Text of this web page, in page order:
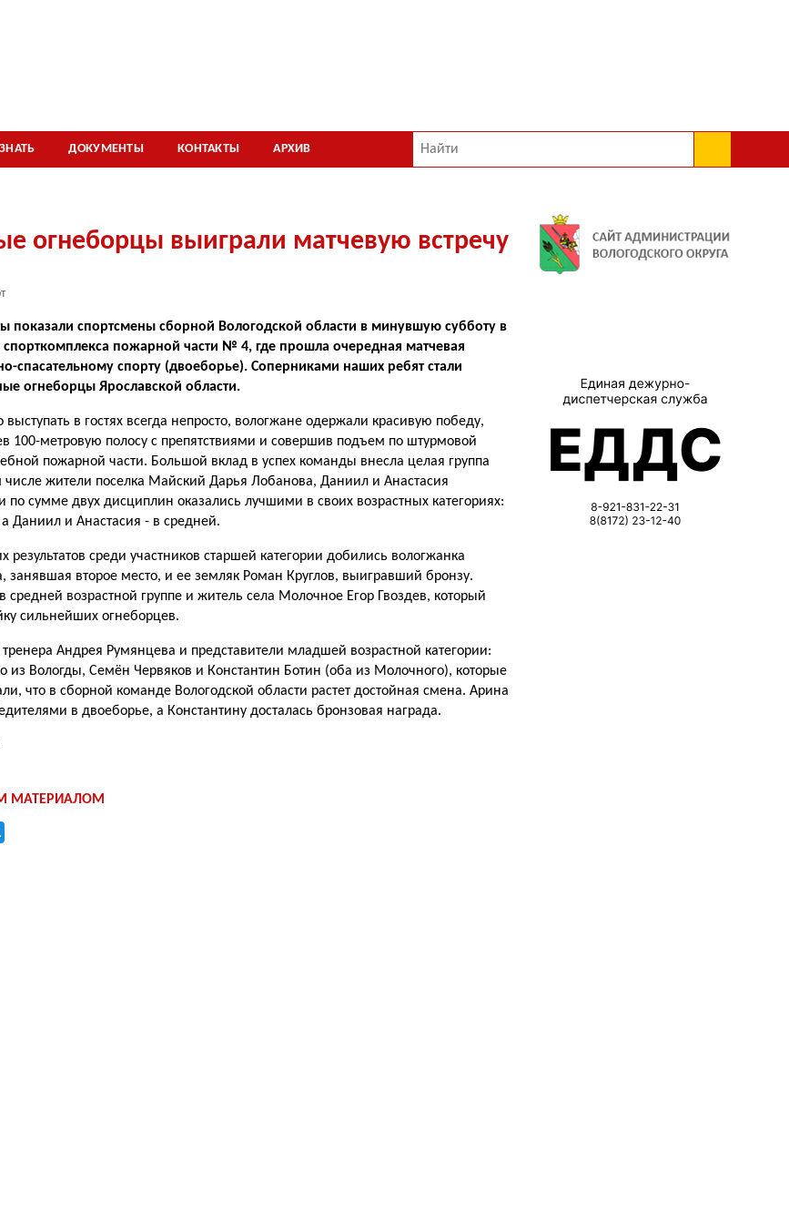
ДОКУМЕНТЫ КОНТАКТЫ АРХИВ
огнеборцы выиграли матчевую встречу
показали спортсмены сборной Вологодской области в минувшую субботу в
спорткомплекса пожарной части № 4, где прошла очередная матчевая
­спасательному спорту (двоеборье). Соперниками наших ребят стали
огнеборцы Ярославской области.
выступать в гостях всегда непросто, вологжане одержали красивую победу,
100-метровую полосу с препятствиями и совершив подъем по штурмовой
пожарной части. Большой вклад в успех команды внесла целая группа
числе жители поселка Майский Дарья Лобанова, Даниил и Анастасия
по сумме двух дисциплин оказались лучшими в своих возрастных категориях:
Даниил и Анастасия - в средней.
результатов среди участников старшей категории добились вологжанка
занявшая второе место, и ее земляк Роман Круглов, выигравший бронзу.
средней возрастной группе и житель села Молочное Егор Гвоздев, который
сильнейших огнеборцев.
Андрея Румянцева и пред­ставители младшей возрастной категории:
из Вологды, Семён Червяков и Константин Ботин (оба из Молочного), которые
что в сборной команде Вологодской области растет достойная смена. Арина
в двоеборье, а Константину досталась бронзовая награда.
МАТЕРИАЛОМ